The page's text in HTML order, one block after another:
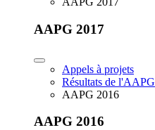
AAPG 2017
Appels à projets
Résultats de l'AAPG
AAPG 2016
AAPG 2016